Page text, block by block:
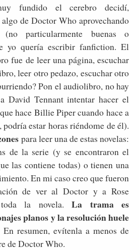
fundido el cerebro decidí,
de Doctor Who aprovechando
particularmente buenas o
yo quería escribir fanfiction. El
fue de leer una página, escuchar
leer otro pedazo, escuchar otro
Pon el audiolibro, no hay
David Tennant intentar hacer el
hace Billie Piper cuando hace a
estar horas riéndome de él).
para leer una de estas novelas:
de la serie (y se encontraron el
las contiene todas) o tienen una
En mi caso creo que fueron
de ver al Doctor y a Rose
toda la novela.La trama es
planos y la resolución huele
En resumen, evítenla a menos de
de Doctor Who.